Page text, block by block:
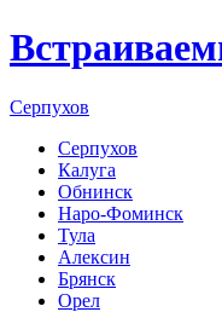
Серпухов
Серпухов
Калуга
Обнинск
Наро-Фоминск
Тула
Алексин
Брянск
Орел